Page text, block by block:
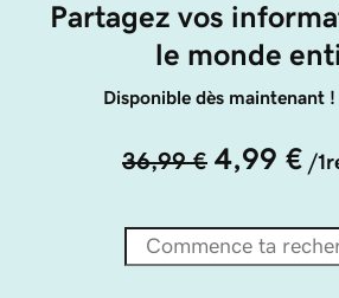
Partagez vos
le monde
Disponible dès maintenant
36,99 € 4,99 € /